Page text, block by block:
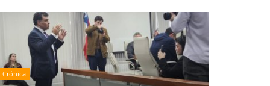
Crónica